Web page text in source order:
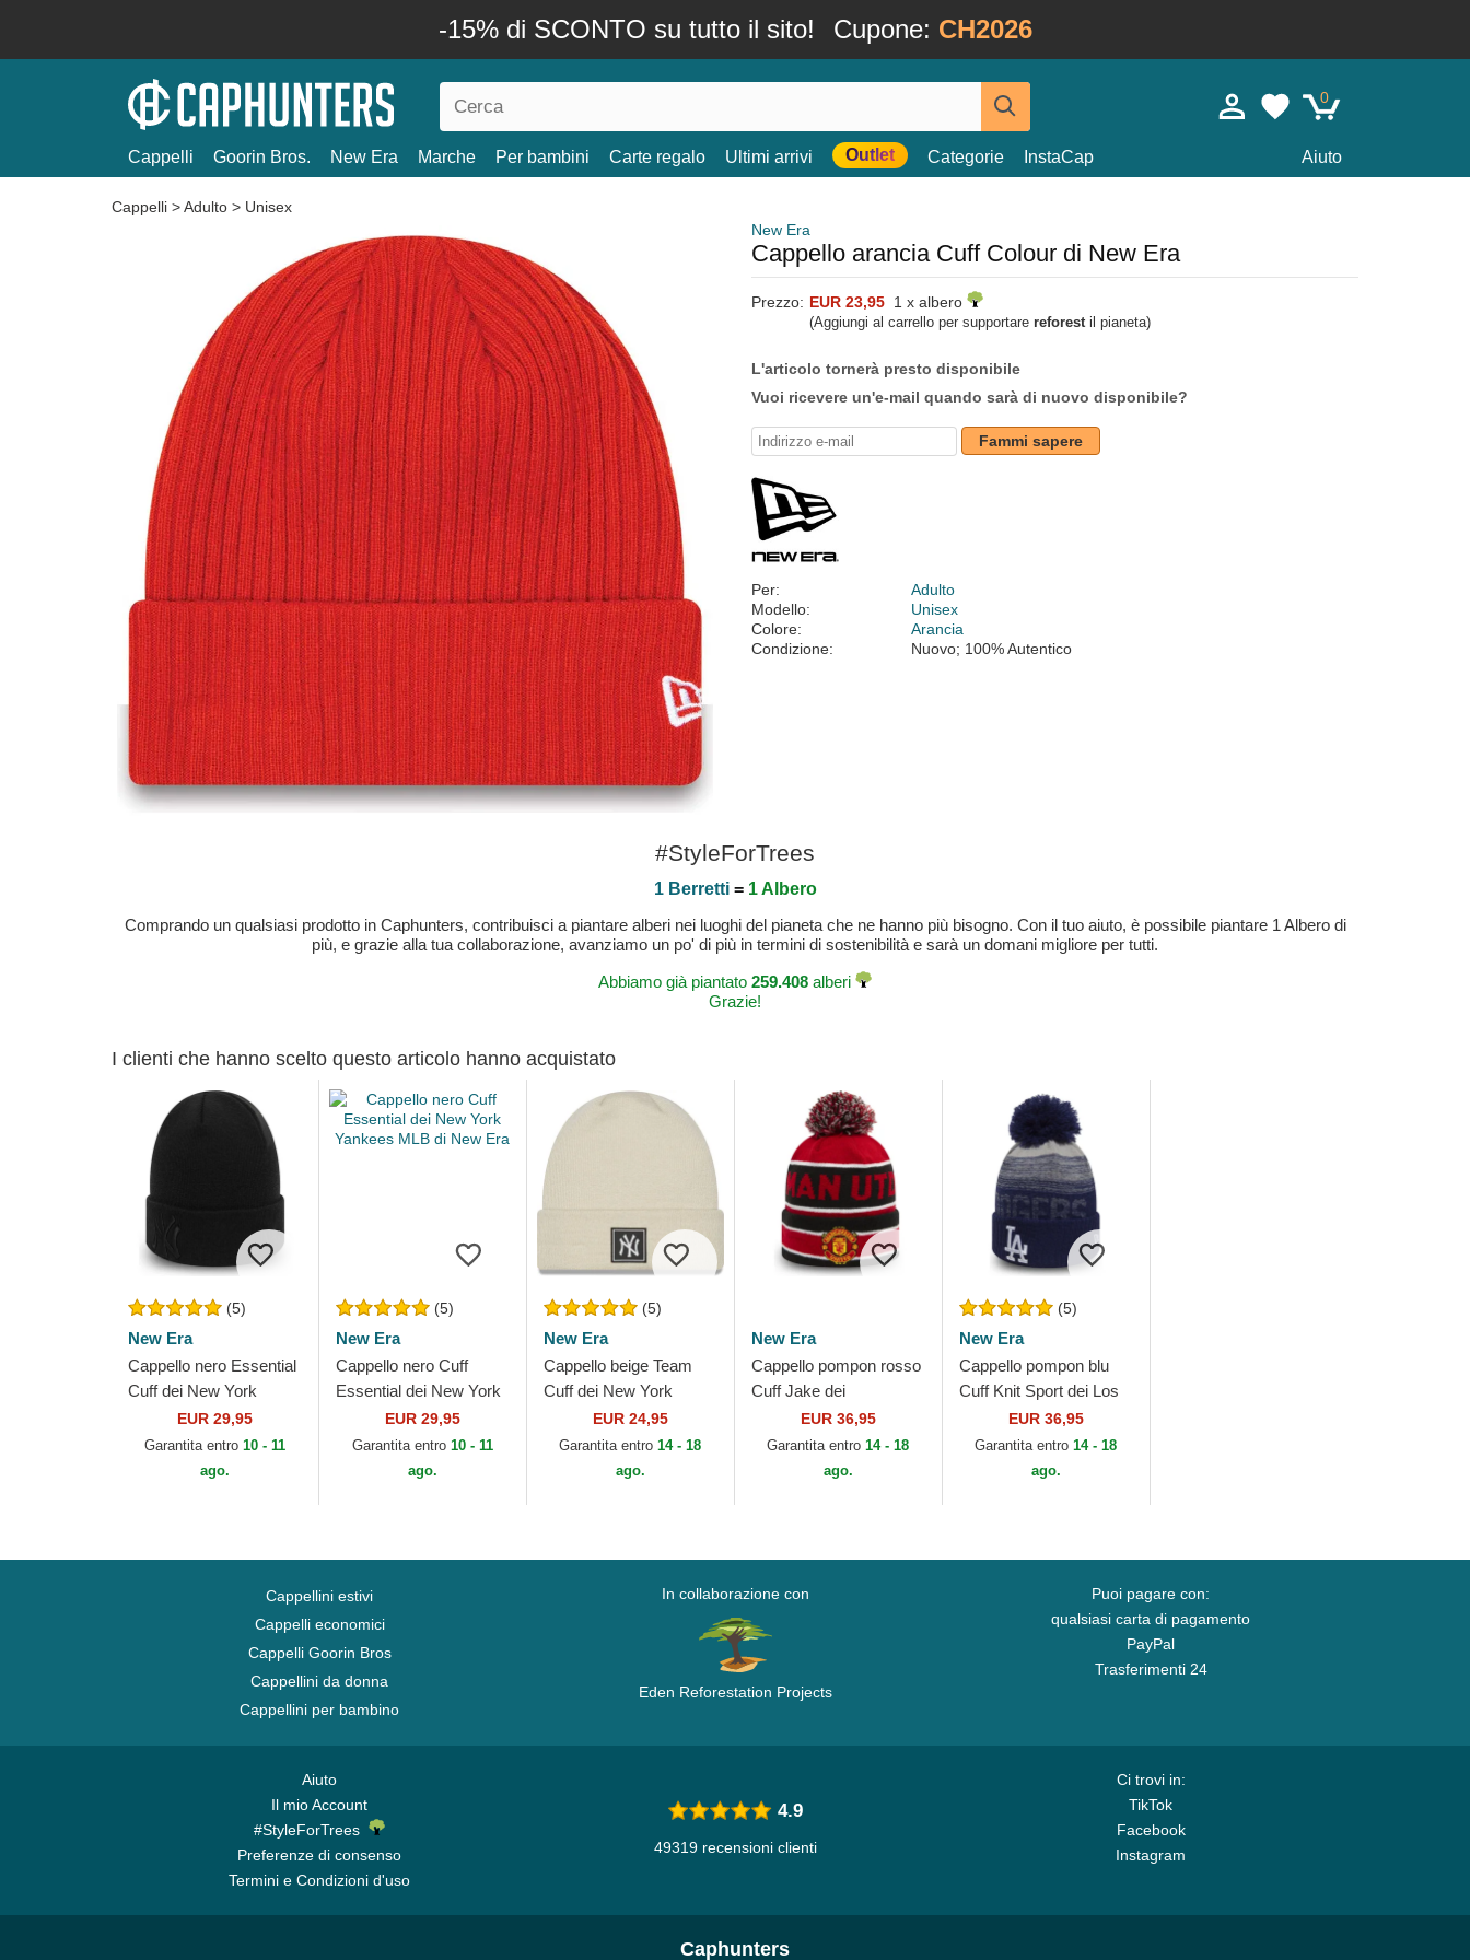
-15% di SCONTO su tutto il sito! Cupone: CH2026
0
Cappelli Goorin Bros. New Era Marche Per bambini Carte regalo Ultimi arrivi Outlet Categorie InstaCap Aiuto
Cappelli >Adulto > Unisex
New Era
Cappello arancia Cuff Colour di New Era
Prezzo: EUR 23,95 1 x albero
(Aggiungi al carrello per supportare reforestil pianeta)
L'articolo tornerà presto disponibile
Vuoi ricevere un'e-mail quando sarà di nuovo disponibile?
Fammi sapere
Per:
Adulto
Modello:
Unisex
Colore:
Arancia
Condizione:
Nuovo; 100% Autentico
#StyleForTrees
1 Berretti= 1 Albero
Comprando un qualsiasi prodotto in Caphunters, contribuisci a piantare alberi nei luoghi del pianeta che ne hanno più bisogno. Con il tuo aiuto, è possibile piantare 1 Albero di
più, e grazie alla tua collaborazione, avanziamo un po' di più in termini di sostenibilità e sarà un domani migliore per tutti.
Abbiamo già piantato 259.408 alberi
Grazie!
I clienti che hanno scelto questo articolo hanno acquistato
(5)
New Era
Cappello nero Essential
Cuff dei New York
Yankees MLB di New
Era
EUR 29,95
Garantita entro 10 - 11
ago.
(5)
New Era
Cappello nero Cuff
Essential dei New York
Yankees MLB di New
Era
EUR 29,95
Garantita entro 10 - 11
ago.
(5)
New Era
Cappello beige Team
Cuff dei New York
Yankees MLB di New
Era
EUR 24,95
Garantita entro14 - 18
ago.
New Era
Cappello pompon rosso
Cuff Jake dei
Manchester United
Football Club Premier
League di New Era
EUR 36,95
Garantita entro14 - 18
ago.
(5)
New Era
Cappello pompon blu
Cuff Knit Sport dei Los
Angeles Dodgers MLB
di New Era
EUR 36,95
Garantita entro14 - 18
ago.
Cappellini estivi
Cappelli economici
Cappelli Goorin Bros
Cappellini da donna
Cappellini per bambino
In collaborazione con
Eden Reforestation Projects
Puoi pagare con:
qualsiasi carta di pagamento
PayPal
Trasferimenti 24
Aiuto
Il mio Account
#StyleForTrees
Preferenze di consenso
Termini e Condizioni d'uso
Ci trovi in:
TikTok
Facebook
Instagram
4.9
49319 recensioni clienti
Caphunters